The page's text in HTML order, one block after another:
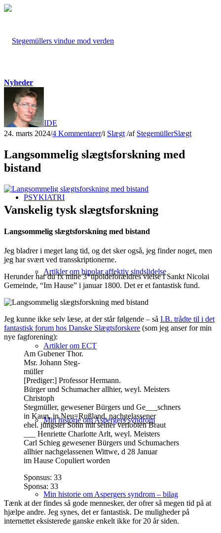
FORSIDE
PSYKIATRI
Artikler om bipolar affektiv sindslidelse
Artikler om ECT
Min historie om Aspergers syndrom
Min historie om Aspergers syndrom – bilag
Nyheder
24. marts 2024/4 Kommentarer/i Slægt /af StegemüllerSlægt
Langsommelig slægtsforskning med
bistand
Vanskelig tysk slægtsforskning
Langsommelig slægtsforskning med bistand
Jeg bladrer i meget lang tid, og det sker også, jeg finder noget, men
jeg har svært ved transskriptionerne.
Herunder har du fx mine 3*tipoldeforældres vielse i Sankt Nicolai
Gemeinde, “Im Hause” i januar 1800. Det er et fantastisk fund.
Jeg kunne ikke selv læse, at der står følgende – så I.B. trådte til i det
fantastisk forum hos Danske Slægtsforskere (som jeg anser for min
nye fagforening):
Am Gubener Thor.
Msr. Johann Steg-
müller
[Prediger:] Professor Hermann.
Bürger und Schumacher allhier, weyl. Meisters
Christoph
Stegmüller, gewesener Bürgers und Ge___schners
in Kaun, in Neu=Rußland, nachgelassener
ehel. jüngster Sohn mit seiner verlobten Braut
___ Henriette Charlotte Arlt, weyl. Meisters
Carl Schieg gewesener Bürgers und Schumachers
allhier nachgelassenen Wittwe, d 28 Januar
im Hause Copuliert worden
Sponsus: 33
Sponsa: 33
Tænk at der findes så gode mennesker, der ofrer så megen tid på at
hjælpe andre. Jeg synes, det er fantastisk. De muligheder på
internettet eksisterede ganske enkelt ikke for 20 år siden.